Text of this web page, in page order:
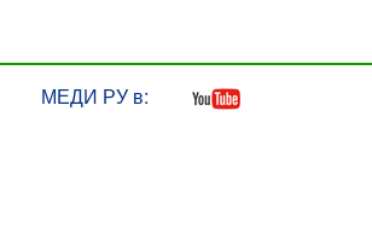
МЕДИ РУ в: